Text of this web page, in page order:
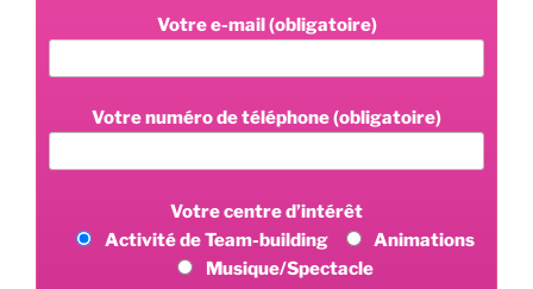
Votre e-mail (obligatoire)
Votre numéro de téléphone (obligatoire)
Votre centre d’intérêt
Activité de Team-building
Animations
Musique/Spectacle